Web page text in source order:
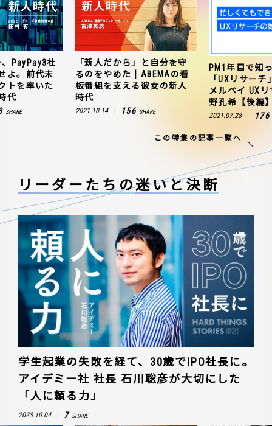
PayPay3社
よ。前代未
トを率いた
代
SHARE
「新人だから」と自分を守
るのをやめた｜ABEMAの看
板番組を支える彼女の新人
時代
2021.10.14 156 SHARE
PM1年目で知
「UXリサー
メルペイ UX
野孔希【後編
2021.07.28 176
この特集の記事一覧へ
リーダーたちの迷いと決断
学生起業の失敗を経て、30歳でIPO社長に。
アイデミー社 社長 石川聡彦が大切にした
「人に頼る力」
2023.10.04 7 SHARE